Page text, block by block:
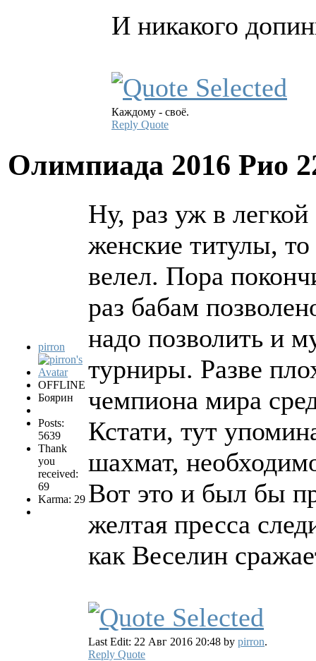
И никакого
Каждому - своё.
Reply Quote
Олимпиада 2016 Рио
pirron
OFFLINE
Боярин
Posts:
5639
Thank
you
received:
69
Karma: 29
Ну, раз уж в
женские титулы,
велел. Пора
раз бабам
надо позволить и
турниры. Разве
чемпиона мира
Кстати, тут
шахмат,
Вот это и был бы
желтая пресса
как Веселин
Last Edit: 22 Авг 2016 20:48 by pirron.
Reply Quote